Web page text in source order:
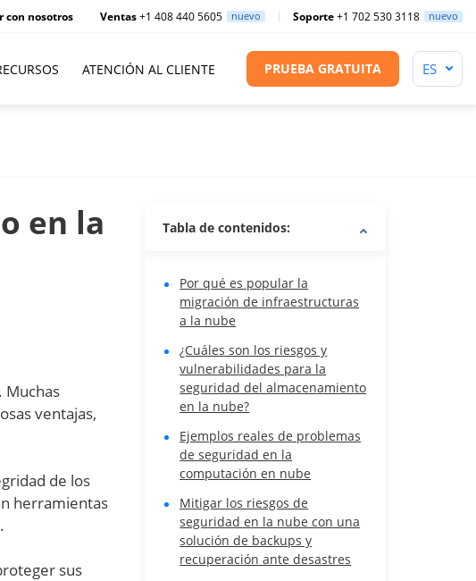
con nosotros Ventas+1 408 440 5605 nuevo Soporte+1 702 530 3118 nuevo
ATENCIÓN AL CLIENTE PRUEBA GRATUITA
en la
Muchas
ventajas,
de los
herramientas
sus
Tabla de contenidos:
Por qué es popular la
migración de infraestructuras
a la nube
¿Cuáles son los riesgos y
vulnerabilidades para la
seguridad del almacenamiento
en la nube?
Ejemplos reales de problemas
de seguridad en la
computación en nube
Mitigar los riesgos de
seguridad en la nube con una
solución de backups y
recuperación ante desastres